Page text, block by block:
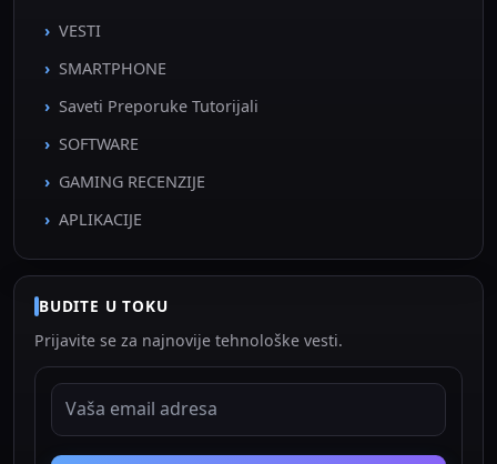
VESTI
SMARTPHONE
Saveti Preporuke Tutorijali
SOFTWARE
GAMING RECENZIJE
APLIKACIJE
BUDITE U TOKU
Prijavite se za najnovije tehnološke vesti.
EMAIL ADRESA